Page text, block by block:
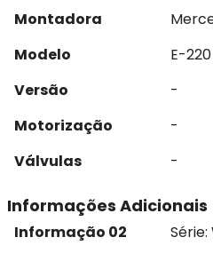
Montadora
Modelo
E-220
Versão
-
Motorização
-
Válvulas
-
Informações Adicionais
Informação 02 Série: